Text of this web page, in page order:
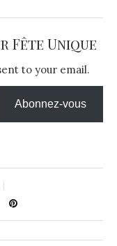
Fête Unique
to your email.
Abonnez-vous